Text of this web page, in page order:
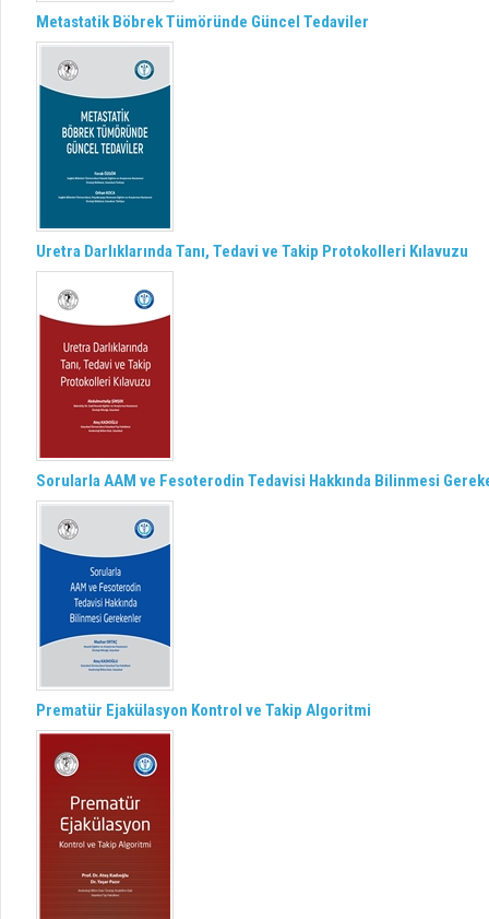
Metastatik Böbrek Tümöründe Güncel Tedaviler
Uretra Darlıklarında Tanı, Tedavi ve Takip Protokolleri Kılavuzu
Sorularla AAM ve Fesoterodin Tedavisi Hakkında Bilinmesi
Prematür Ejakülasyon Kontrol ve Takip Algoritmi